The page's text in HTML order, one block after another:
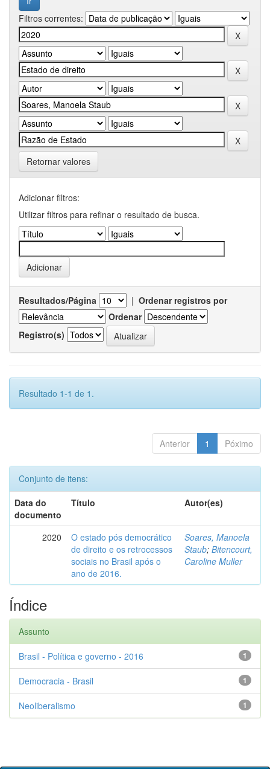
Filtros correntes:
Retornar valores
Adicionar filtros:
Utilizar filtros para refinar o resultado de busca.
Resultados/Página | Ordenar registros por
Ordenar
Registro(s)
Resultado 1-1 de 1.
Anterior 1 Póximo
Conjunto de itens:
Data do
documento
Título Autor(es)
2020
O estado pós democrático
de direito e os retrocessos
sociais no Brasil após o
ano de 2016.
Soares, Manoela
Staub; Bitencourt,
Caroline Muller
Índice
Assunto
1
Brasil - Política e governo - 2016
1
Democracia - Brasil
1
Neoliberalismo